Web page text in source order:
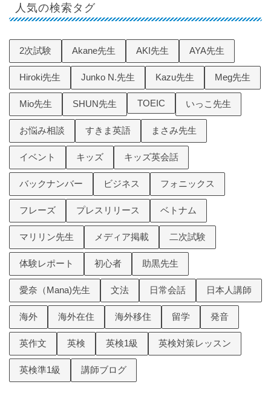
人気の検索タグ
2次試験 Akane先生 AKI先生 AYA先生
Hiroki先生 Junko N.先生 Kazu先生 Meg先生
Mio先生 SHUN先生 TOEIC いっこ先生
お悩み相談 すきま英語 まさみ先生
イベント キッズ キッズ英会話
バックナンバー ビジネス フォニックス
フレーズ プレスリリース ベトナム
マリリン先生 メディア掲載 二次試験
体験レポート 初心者 助黒先生
愛奈（Mana)先生 文法 日常会話 日本人講師
海外 海外在住 海外移住 留学 発音
英作文 英検 英検1級 英検対策レッスン
英検準1級 講師ブログ